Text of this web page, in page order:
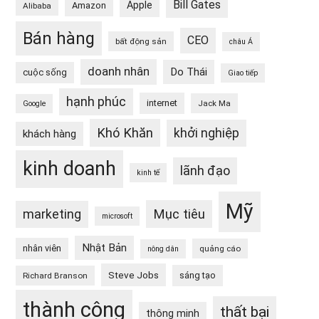
Alibaba Amazon Apple Bill Gates
Bán hàng bất động sản CEO châu Á
cuộc sống doanh nhân Do Thái Giao tiếp
Google hạnh phúc internet Jack Ma
khách hàng Khó Khăn khởi nghiệp
kinh doanh kinh tế lãnh đạo
marketing microsoft Mục tiêu Mỹ
nhân viên Nhật Bản nông dân quảng cáo
Richard Branson Steve Jobs sáng tạo
thành công thông minh thất bại